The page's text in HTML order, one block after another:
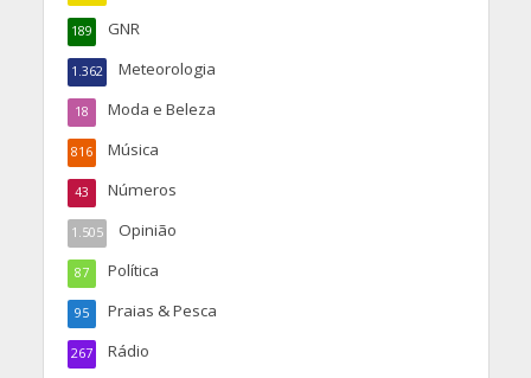
GNR
189
Meteorologia
1.362
Moda e Beleza
18
Música
816
Números
43
Opinião
1.505
Política
87
Praias & Pesca
95
Rádio
267